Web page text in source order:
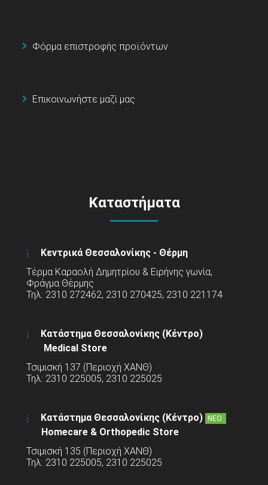
Φόρμα επιστροφής προϊόντων
Επικοινωνήστε μαζί μας
Καταστήματα
Κεντρικά Θεσσαλονίκης - Θέρμη
Τέρμα Καραολή Δημητρίου & Ειρήνης γωνία,
Φράγμα Θέρμης
Τηλ: 2310 272462, 2310 270425, 2310 221174
Κατάστημα Θεσσαλονίκης (Κέντρο)
Medical Store
Τσιμισκή 137 (Περιοχή ΧΑΝΘ)
Τηλ: 2310 225005, 2310 225025
Κατάστημα Θεσσαλονίκης (Κέντρο) ΝΕΟ
Homecare & Orthopedic Store
Τσιμισκή 135 (Περιοχή ΧΑΝΘ)
Τηλ: 2310 225005, 2310 225025